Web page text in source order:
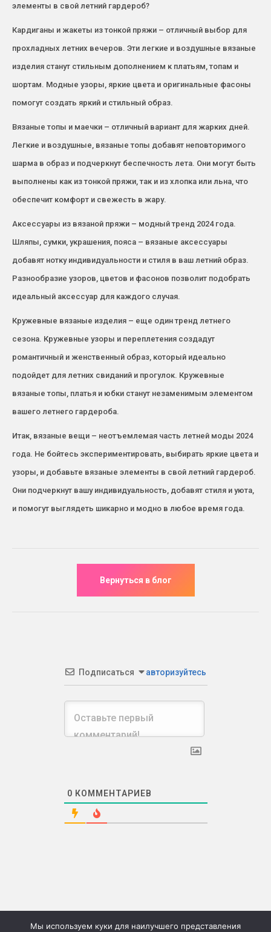
элементы в свой летний гардероб?
Кардиганы и жакеты из тонкой пряжи – отличный выбор для
прохладных летних вечеров. Эти легкие и воздушные вязаные
изделия станут стильным дополнением к платьям, топам и
шортам. Модные узоры, яркие цвета и оригинальные фасоны
помогут создать яркий и стильный образ.
Вязаные топы и маечки – отличный вариант для жарких дней.
Легкие и воздушные, вязаные топы добавят неповторимого
шарма в образ и подчеркнут беспечность лета. Они могут быть
выполнены как из тонкой пряжи, так и из хлопка или льна, что
обеспечит комфорт и свежесть в жару.
Аксессуары из вязаной пряжи – модный тренд 2024 года.
Шляпы, сумки, украшения, пояса – вязаные аксессуары
добавят нотку индивидуальности и стиля в ваш летний образ.
Разнообразие узоров, цветов и фасонов позволит подобрать
идеальный аксессуар для каждого случая.
Кружевные вязаные изделия – еще один тренд летнего
сезона. Кружевные узоры и переплетения создадут
романтичный и женственный образ, который идеально
подойдет для летних свиданий и прогулок. Кружевные
вязаные топы, платья и юбки станут незаменимым элементом
вашего летнего гардероба.
Итак, вязаные вещи – неотъемлемая часть летней моды 2024
года. Не бойтесь экспериментировать, выбирать яркие цвета и
узоры, и добавьте вязаные элементы в свой летний гардероб.
Они подчеркнут вашу индивидуальность, добавят стиля и уюта,
и помогут выглядеть шикарно и модно в любое время года.
Подписаться авторизуйтесь
0 КОММЕНТАРИЕВ
Мы используем куки для наилучшего представления